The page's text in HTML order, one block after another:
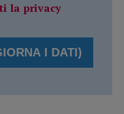
la privacy